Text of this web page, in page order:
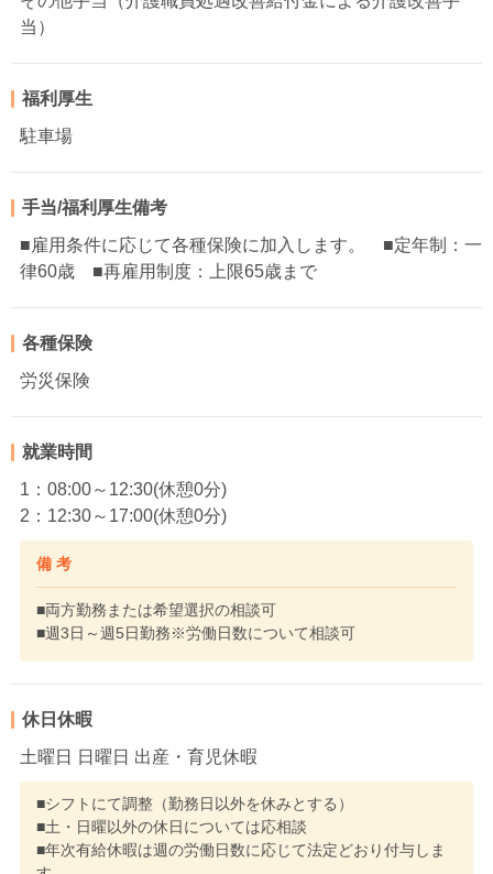
当）
福利厚生
駐車場
手当/福利厚生備考
■雇用条件に応じて各種保険に加入します。 ■定年制：一
律60歳 ■再雇用制度：上限65歳まで
各種保険
労災保険
就業時間
1：08:00～12:30(休憩0分)
2：12:30～17:00(休憩0分)
備 考
■両方勤務または希望選択の相談可
■週3日～週5日勤務※労働日数について相談可
休日休暇
土曜日 日曜日 出産・育児休暇
■シフトにて調整（勤務日以外を休みとする）
■土・日曜以外の休日については応相談
■年次有給休暇は週の労働日数に応じて法定どおり付与しま